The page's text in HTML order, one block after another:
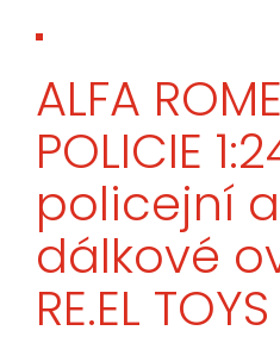
ALFA
POLICIE
policejní
dálkové
RE.EL TOYS